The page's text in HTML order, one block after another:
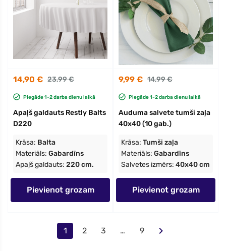
14,90 € 23,99 €
Piegāde 1-2 darba dienu laikā
Apaļš galdauts Restly Balts
D220
Krāsa: Balta
Materiāls: Gabardīns
Apaļš galdauts: 220 cm.
Pievienot grozam
9,99 € 14,99 €
Piegāde 1-2 darba dienu laikā
Auduma salvete tumši zaļa
40x40 (10 gab.)
Krāsa: Tumši zaļa
Materiāls: Gabardīns
Salvetes izmērs: 40x40 cm
Pievienot grozam
1 2 3 … 9